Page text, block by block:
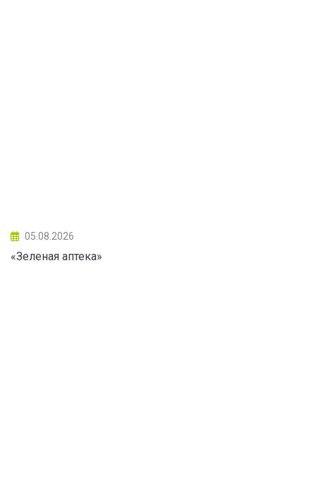
05.08.2026
«Зеленая аптека»